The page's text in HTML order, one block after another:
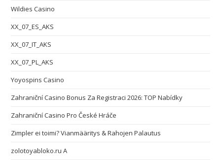
Wildies Casino
XX_07_ES_AKS
XX_07_IT_AKS
XX_07_PL_AKS
Yoyospins Casino
Zahraniční Casino Bonus Za Registraci 2026: TOP Nabídky
Zahraniční Casino Pro České Hráče
Zimpler ei toimi? Vianmääritys & Rahojen Palautus
zolotoyabloko.ru A